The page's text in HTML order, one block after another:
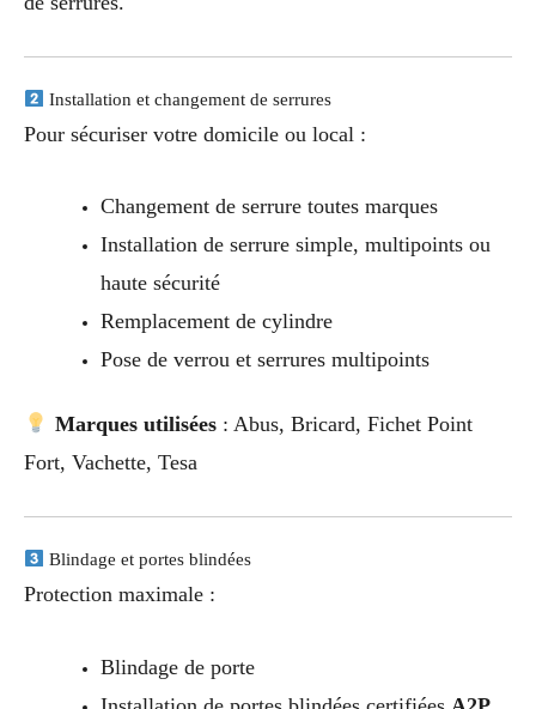
Installation et changement de serrures
Pour sécuriser votre domicile ou local :
Changement de serrure toutes marques
Installation de serrure simple, multipoints ou
haute sécurité
Remplacement de cylindre
Pose de verrou et serrures multipoints
Marques utilisées: Abus, Bricard, Fichet Point
Fort, Vachette, Tesa
Blindage et portes blindées
Protection maximale :
Blindage de porte